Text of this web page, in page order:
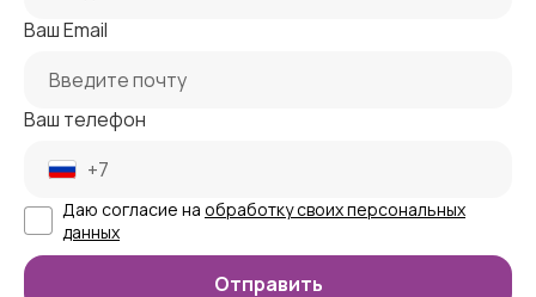
Ваш Email
Ваш телефон
Даю согласие на обработку своих персональных
данных